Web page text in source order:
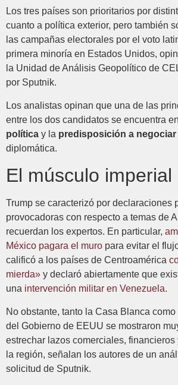
Los tres países son prioritarios por
cuanto a política exterior, pero también
las campañas electorales por el voto
primera minoría en Estados Unidos,
la Unidad de Análisis Geopolítico de
por Sputnik.
Los analistas opinan que una de las
entre los dos candidatos se encuentra
política y la predisposición a negociar
diplomática.
El músculo imperial
Trump se caracterizó por declaraciones
provocadoras con respecto a temas de
recuerdan los expertos. En particular,
México pagara el muro para evitar el
calificó a los países de Centroamérica
mierda» y declaró abiertamente que
una intervención militar en Venezuela.
No obstante, tanto la Casa Blanca
del Gobierno de EEUU se mostraron
estrechar lazos comerciales, financieros
la región, señalan los autores de un
solicitud de Sputnik.